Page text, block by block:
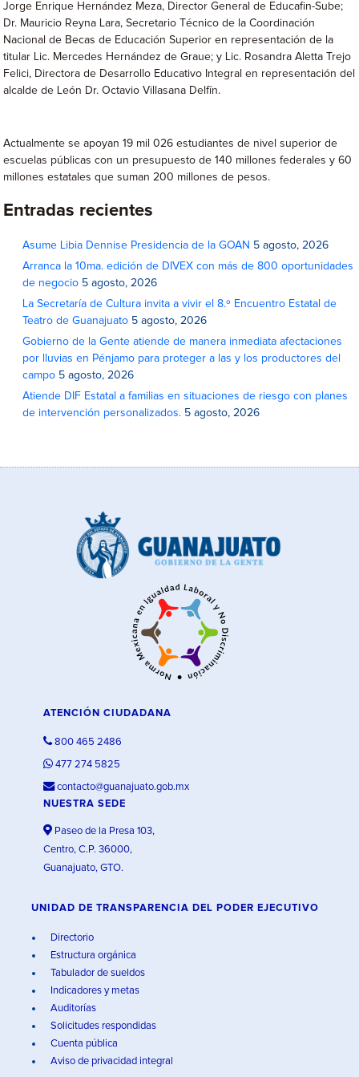
Jorge Enrique Hernández Meza, Director General de Educafin-Sube;
Dr. Mauricio Reyna Lara, Secretario Técnico de la Coordinación
Nacional de Becas de Educación Superior en representación de la
titular Lic. Mercedes Hernández de Graue; y Lic. Rosandra Aletta Trejo
Felici, Directora de Desarrollo Educativo Integral en representación del
alcalde de León Dr. Octavio Villasana Delfín.
Actualmente se apoyan 19 mil 026 estudiantes de nivel superior de
escuelas públicas con un presupuesto de 140 millones federales y 60
millones estatales que suman 200 millones de pesos.
Entradas recientes
Asume Libia Dennise Presidencia de la GOAN 5 agosto, 2026
Arranca la 10ma. edición de DIVEX con más de 800 oportunidades
de negocio 5 agosto, 2026
La Secretaría de Cultura invita a vivir el 8.º Encuentro Estatal de
Teatro de Guanajuato 5 agosto, 2026
Gobierno de la Gente atiende de manera inmediata afectaciones
por lluvias en Pénjamo para proteger a las y los productores del
campo 5 agosto, 2026
Atiende DIF Estatal a familias en situaciones de riesgo con planes
de intervención personalizados. 5 agosto, 2026
ATENCIÓN CIUDADANA
800 465 2486
477 274 5825
contacto@guanajuato.gob.mx
NUESTRA SEDE
Paseo de la Presa 103,
Centro, C.P. 36000,
Guanajuato, GTO.
UNIDAD DE TRANSPARENCIA DEL PODER EJECUTIVO
Directorio
Estructura orgánica
Tabulador de sueldos
Indicadores y metas
Auditorías
Solicitudes respondidas
Cuenta pública
Aviso de privacidad integral